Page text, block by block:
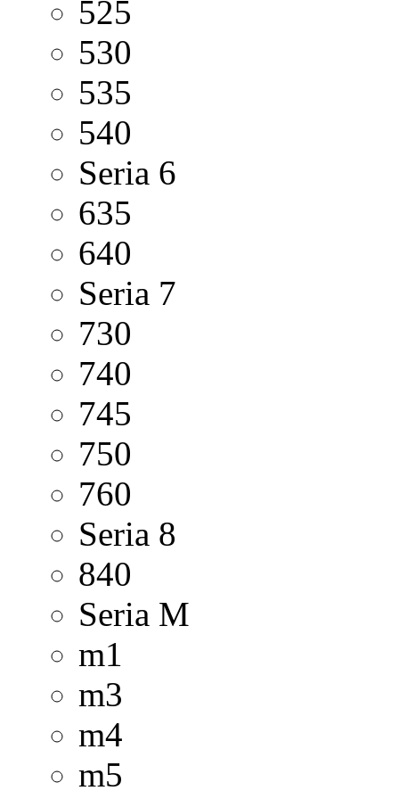
525
530
535
540
Seria 6
635
640
Seria 7
730
740
745
750
760
Seria 8
840
Seria M
m1
m3
m4
m5